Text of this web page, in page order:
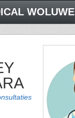
WOLUWE